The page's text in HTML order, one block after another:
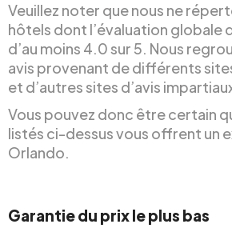
Veuillez noter que nous ne
hôtels dont l’évaluation globale
d’au moins 4.0 sur 5. Nous
avis provenant de différents
et d’autres sites d’avis
Vous pouvez donc être certain
listés ci-dessus vous offrent un
Orlando.
Garantie du prix le plus bas